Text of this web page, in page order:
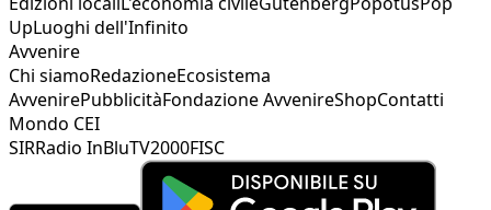
UpLuoghi dell'Infinito
Avvenire
Chi siamoRedazioneEcosistema
AvvenirePubblicitàFondazione AvvenireShopContatti
Mondo CEI
SIRRadio InBluTV2000FISC